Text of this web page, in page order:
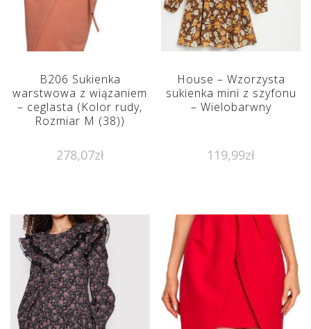
B206 Sukienka
warstwowa z wiązaniem
– ceglasta (Kolor rudy,
Rozmiar M (38))
278,07zł
House – Wzorzysta
sukienka mini z szyfonu
– Wielobarwny
119,99zł